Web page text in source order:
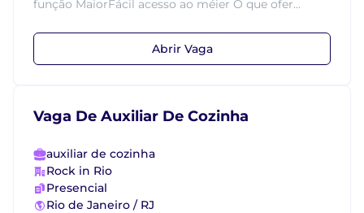
função MaiorFácil acesso ao méier O que ofer...
Abrir Vaga
Vaga De Auxiliar De Cozinha
auxiliar de cozinha
Rock in Rio
Presencial
Rio de Janeiro / RJ